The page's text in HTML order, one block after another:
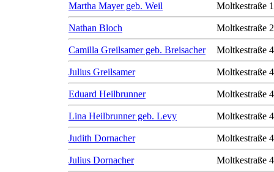
Martha Mayer geb. Weil Moltkestraße
Nathan Bloch Moltkestraße
Camilla Greilsamer geb. Breisacher Moltkestraße
Julius Greilsamer Moltkestraße
Eduard Heilbrunner Moltkestraße
Lina Heilbrunner geb. Levy Moltkestraße
Judith Dornacher Moltkestraße
Julius Dornacher Moltkestraße